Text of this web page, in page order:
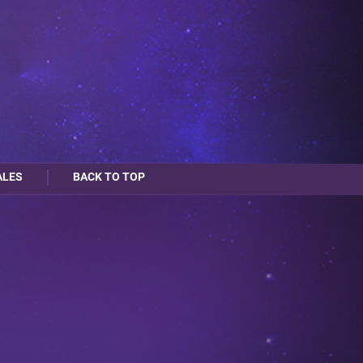
BACK TO TOP